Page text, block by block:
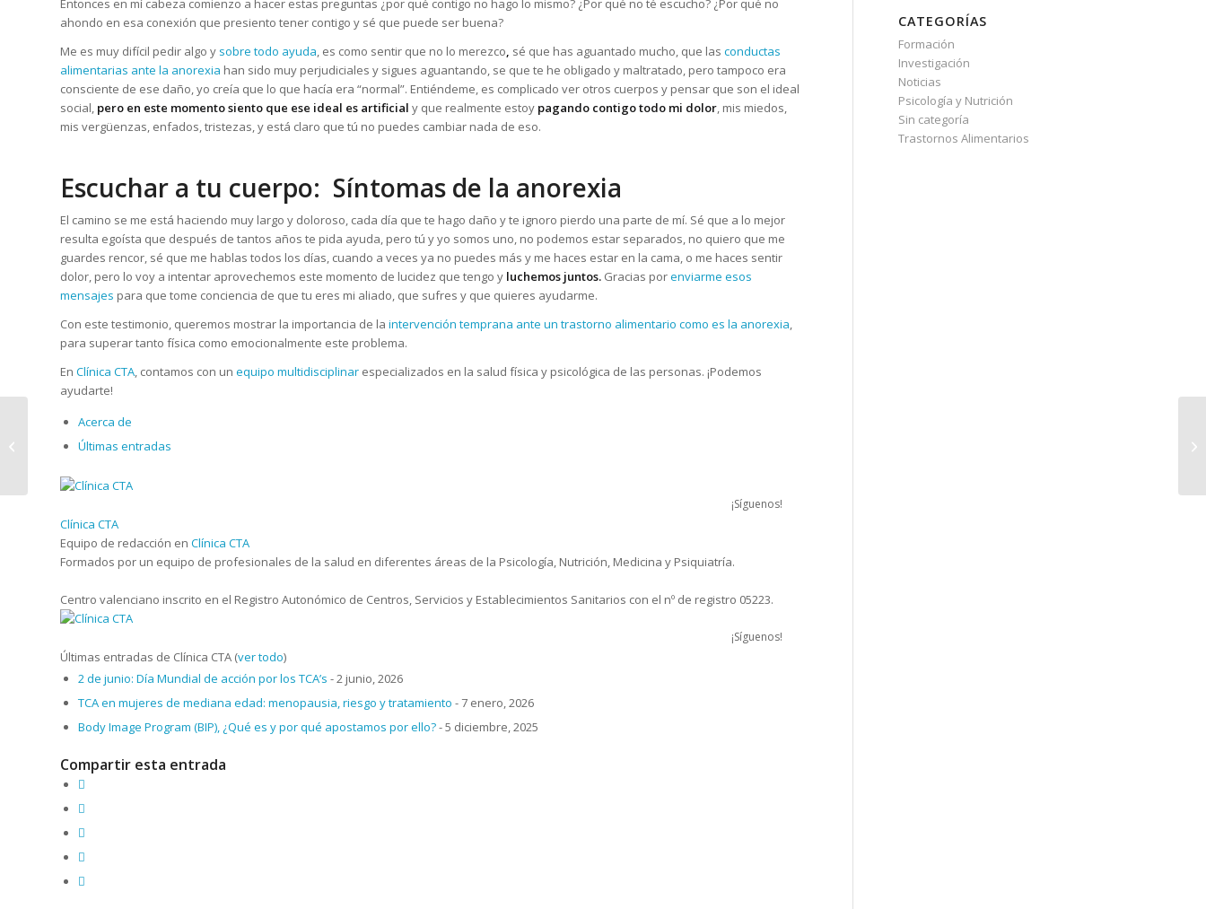
Entonces en mí cabeza comienzo a hacer estas preguntas ¿por qué contigo no hago lo mismo? ¿Por qué no té escucho? ¿Por qué no
ahondo en esa conexión que presiento tener contigo y sé que puede ser buena?
Me es muy difícil pedir algo y sobre todo ayuda, es como sentir que no lo merezco, sé que has aguantado mucho, que las conductas
alimentarias ante la anorexia han sido muy perjudiciales y sigues aguantando, se que te he obligado y maltratado, pero tampoco era
consciente de ese daño, yo creía que lo que hacía era “normal”. Entiéndeme, es complicado ver otros cuerpos y pensar que son el ideal
social, pero en este momento siento que ese ideal es artificial y que realmente estoy pagando contigo todo mi dolor, mis miedos,
mis vergüenzas, enfados, tristezas, y está claro que tú no puedes cambiar nada de eso.
Escuchar a tu cuerpo: Síntomas de la anorexia
El camino se me está haciendo muy largo y doloroso, cada día que te hago daño y te ignoro pierdo una parte de mí. Sé que a lo mejor
resulta egoísta que después de tantos años te pida ayuda, pero tú y yo somos uno, no podemos estar separados, no quiero que me
guardes rencor, sé que me hablas todos los días, cuando a veces ya no puedes más y me haces estar en la cama, o me haces sentir
dolor, pero lo voy a intentar aprovechemos este momento de lucidez que tengo y luchemos juntos. Gracias porenviarme esos
mensajes para que tome conciencia de que tu eres mi aliado, que sufres y que quieres ayudarme.
Con este testimonio, queremos mostrar la importancia de la intervención temprana ante un trastorno alimentario como es la anorexia,
para superar tanto física como emocionalmente este problema.
En Clínica CTA, contamos con un equipo multidisciplinar especializados en la salud física y psicológica de las personas. ¡Podemos
ayudarte!
Acerca de
Últimas entradas
¡Síguenos!
Clínica CTA
Equipo de redacción en Clínica CTA
Formados por un equipo de profesionales de la salud en diferentes áreas de la Psicología, Nutrición, Medicina y Psiquiatría.
Centro valenciano inscrito en el Registro Autonómico de Centros, Servicios y Establecimientos Sanitarios con el nº de registro 05223.
¡Síguenos!
Últimas entradas de Clínica CTA (ver todo)
2 de junio: Día Mundial de acción por los TCA’s - 2 junio, 2026
TCA en mujeres de mediana edad: menopausia, riesgo y tratamiento - 7 enero, 2026
Body Image Program (BIP), ¿Qué es y por qué apostamos por ello?- 5 diciembre, 2025
Compartir esta entrada
CATEGORÍAS
Formación
Investigación
Noticias
Psicología y Nutrición
Sin categoría
Trastornos Alimentarios
Anorexia nerviosa:
Conductas
frecuentes